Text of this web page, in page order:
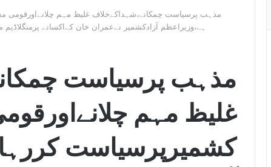
مذہب پرسیاست چمکانے،شہداکےخلاف غلیظ مہم چلانےاورقومی
ہے،وزیراعظم آزادکشمیر نےعمران خان کےاکسانے
مذہب پرسیاست
غلیظ مہم
کشمیرپرسیاست